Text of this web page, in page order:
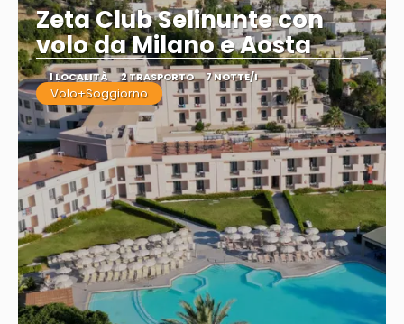
Zeta Club Selinunte con
volo da Milano e Aosta
1 LOCALITÀ 2 TRASPORTO 7 NOTTE/I
Volo+Soggiorno